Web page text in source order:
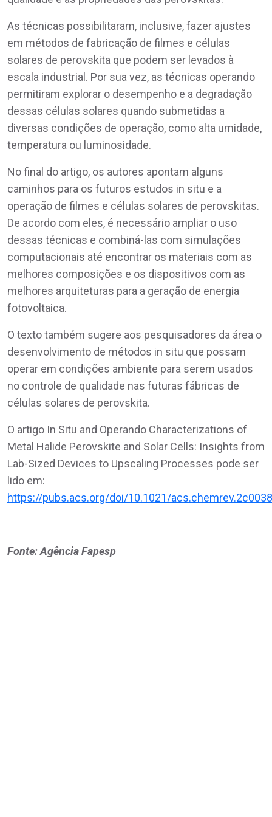
As técnicas possibilitaram, inclusive, fazer ajustes
em métodos de fabricação de filmes e células
solares de perovskita que podem ser levados à
escala industrial. Por sua vez, as técnicas operando
permitiram explorar o desempenho e a degradação
dessas células solares quando submetidas a
diversas condições de operação, como alta umidade,
temperatura ou luminosidade.
No final do artigo, os autores apontam alguns
caminhos para os futuros estudos in situ e a
operação de filmes e células solares de perovskitas.
De acordo com eles, é necessário ampliar o uso
dessas técnicas e combiná-las com simulações
computacionais até encontrar os materiais com as
melhores composições e os dispositivos com as
melhores arquiteturas para a geração de energia
fotovoltaica.
O texto também sugere aos pesquisadores da área o
desenvolvimento de métodos in situ que possam
operar em condições ambiente para serem usados
no controle de qualidade nas futuras fábricas de
células solares de perovskita.
O artigo In Situ and Operando Characterizations of
Metal Halide Perovskite and Solar Cells: Insights from
Lab-Sized Devices to Upscaling Processes pode ser
lido em:
https://pubs.acs.org/doi/10.1021/
Fonte: Agência Fapesp